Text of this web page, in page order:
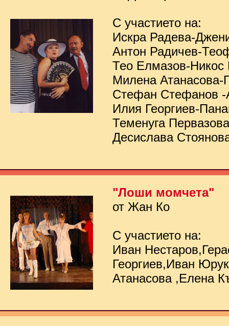
С участието на:
Искра Радева-
Антон Радичев-
Тео Елмазов-Никос
Милена Атанасова-
Стефан Стефанов -
Илия Георгиев-
Теменуга
Десислава
"Лоши момчета"
от Жан Ко
С участието на:
Иван
Георгиев,Иван
Атанасова ,Елена